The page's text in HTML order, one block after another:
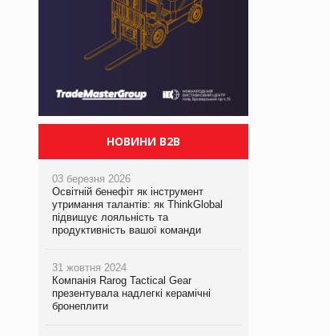
НОВИНИ B2B
03 березня 2026
Освітній бенефіт як інструмент
утримання талантів: як ThinkGlobal
підвищує лояльність та
продуктивність вашої команди
31 жовтня 2024
Компанія Rarog Tactical Gear
презентувала надлегкі керамічні
бронеплити